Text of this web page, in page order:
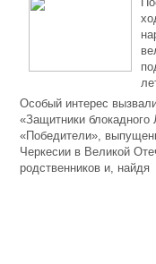
Особый интерес
«Защитники
«Победители»,
Черкесии в Великой
родственников и,